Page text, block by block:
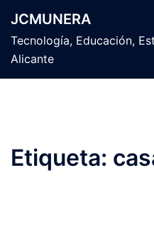
contenido
JCMUNERA
Tecnología, Educación,
Alicante
Etiqueta: